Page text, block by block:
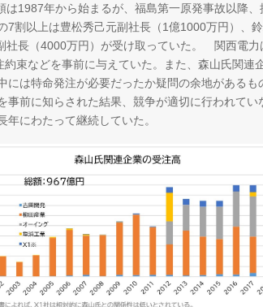
1987年から始まるが、福島第一原発事故以降、
7割以上は豊松秀己元副社長（1億1000万円）、
社長（4000万円）が受け取っていた。 関西電力
束などを事前に与えていた。また、森山氏関連
は特命発注が必要だったか疑問の余地があるも
事前に知らされた結果、競争が適切に行われてい
にわたって継続していた。